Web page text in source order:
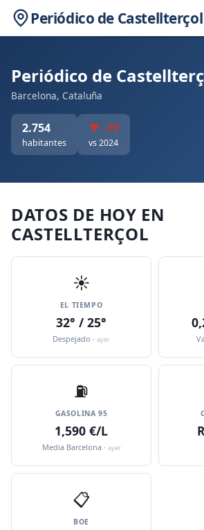
Periódico de Castellterçol
Periódico de
Barcelona, Cataluña
2.754
habitantes
▼ -19
vs 2024
DATOS DE HOY EN
CASTELLTERÇOL
☀️
EL TIEMPO
32° / 25°
Despejado · ayer
⛽️
GASOLINA 95
1,590 €/L
Media Barcelona · ayer
📋
BOE